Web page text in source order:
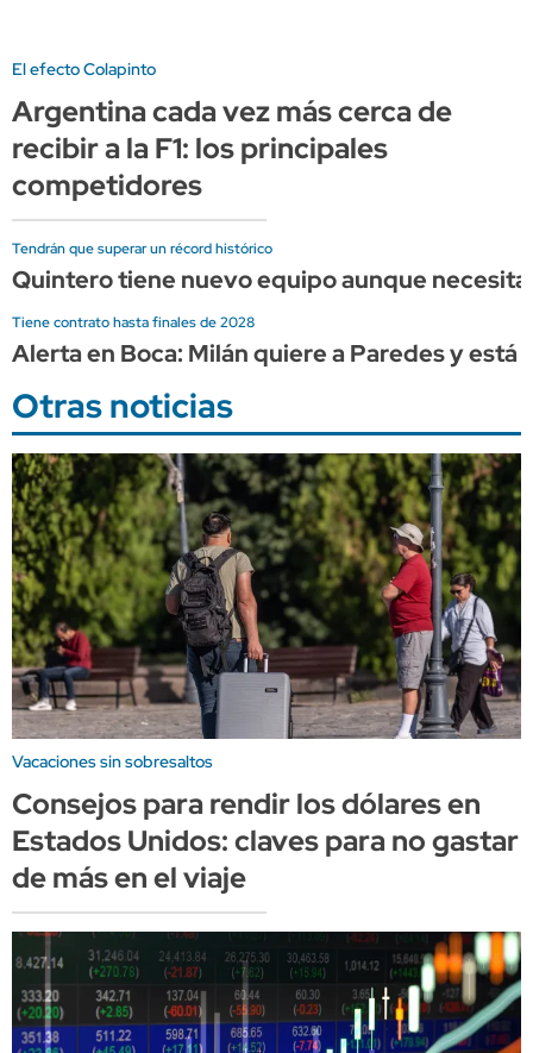
El efecto Colapinto
Argentina cada vez más cerca de
recibir a la F1: los principales
competidores
Tendrán que superar un récord histórico
Quintero tiene nuevo equipo aunque
Tiene contrato hasta finales de 2028
Alerta en Boca: Milán quiere a Paredes y está
Otras noticias
Vacaciones sin sobresaltos
Consejos para rendir los dólares en
Estados Unidos: claves para no gastar
de más en el viaje